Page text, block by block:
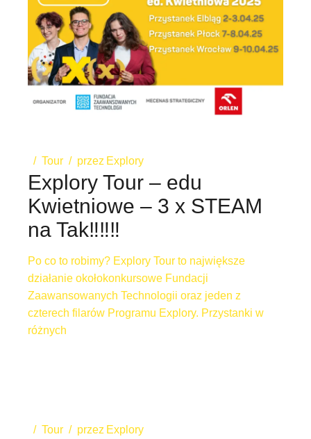
Tour przez Explory
Explory Tour – edu
Kwietniowe – 3 x STEAM
na Tak‼️‼️‼️
Po co to robimy? Explory Tour to największe
działanie okołokonkursowe Fundacji
Zaawansowanych Technologii oraz jeden z
czterech filarów Programu Explory. Przystanki w
różnych
Tour przez Explory